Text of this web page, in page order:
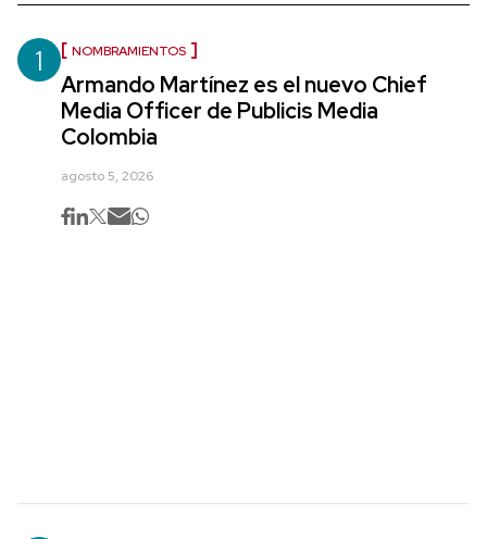
1 NOMBRAMIENTOS
Armando Martínez es el nuevo Chief
Media Officer de Publicis Media
Colombia
agosto 5, 2026